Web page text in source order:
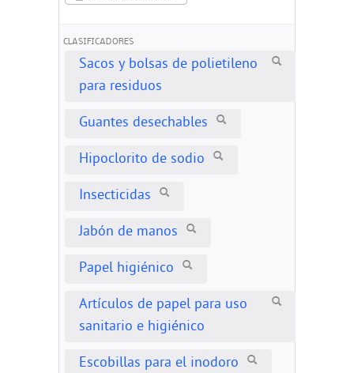
CLASIFICADORES
Sacos y bolsas de polietileno
para residuos
Guantes desechables
Hipoclorito de sodio
Insecticidas
Jabón de manos
Papel higiénico
Artículos de papel para uso
sanitario e higiénico
Escobillas para el inodoro